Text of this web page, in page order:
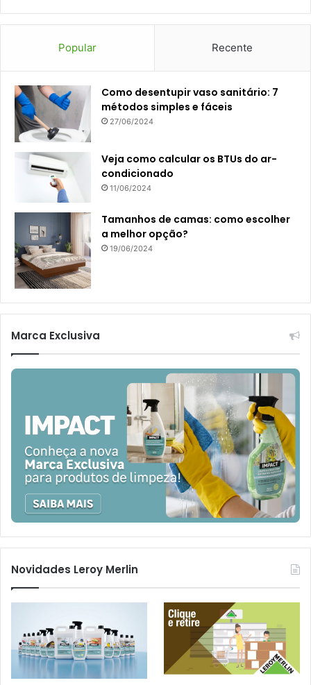
Popular Recente
Como desentupir vaso sanitário: 7
métodos simples e fáceis
27/06/2024
Veja como calcular os BTUs do ar-
condicionado
11/06/2024
Tamanhos de camas: como escolher
a melhor opção?
19/06/2024
Marca Exclusiva
Novidades Leroy Merlin